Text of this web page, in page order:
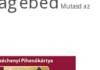
Mutasd az